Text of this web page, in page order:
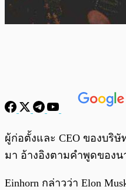
พร้อมเล่น
ผู้ก่อตั้งและ CEO ของบริษั
มา อ้างอิงตามคำพูดของน
Einhorn กล่าวว่า Elon